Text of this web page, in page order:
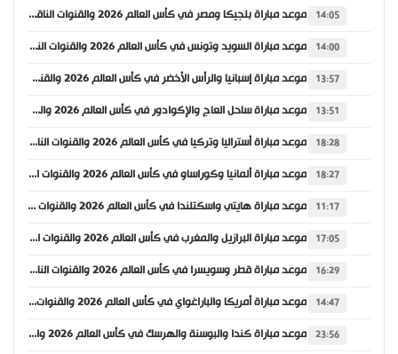
14:05 موعد مباراة بلجيكا ومصر في كأس العالم 2026 والقنوات الناقلة
14:00 موعد مباراة السويد وتونس في كأس العالم 2026 والقنوات الناقلة
13:57 موعد مباراة إسبانيا والرأس الأخضر في كأس العالم 2026 والقنوات الناقلة
13:51 موعد مباراة ساحل العاج والإكوادور في كأس العالم 2026 والقنوات الناقلة
18:28 موعد مباراة أستراليا وتركيا في كأس العالم 2026 والقنوات الناقلة
18:27 موعد مباراة ألمانيا وكوراساو في كأس العالم 2026 والقنوات الناقلة
11:17 موعد مباراة هايتي واسكتلندا في كأس العالم 2026 والقنوات الناقلة
17:05 موعد مباراة البرازيل والمغرب في كأس العالم 2026 والقنوات الناقلة
16:29 موعد مباراة قطر وسويسرا في كأس العالم 2026 والقنوات الناقلة
14:47 موعد مباراة أمريكا والباراغواي في كأس العالم 2026 والقنوات الناقلة
23:56 موعد مباراة كندا والبوسنة والهرسك في كأس العالم 2026 والقنوات الناقلة